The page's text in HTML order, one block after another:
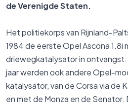
de Verenigde Staten.
Het politiekorps van Rijnland-
1984 de eerste Opel Ascona 1.8i
driewegkatalysator in
jaar werden ook andere Opel-
katalysator, van de Corsa via de
en met de Monza en de Senator.